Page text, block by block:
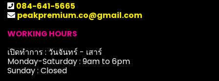
084-641-5665
peakpremium.co@gmail.com
WORKING HOURS
เปิดทำการ : วันจันทร์ - เสาร์
Monday-Saturday : 9am to 6pm
Sunday : Closed